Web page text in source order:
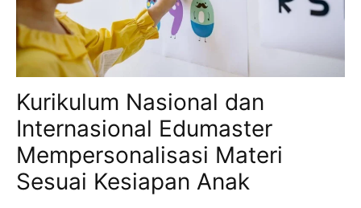
Kurikulum Nasional dan
Internasional Edumaster
Mempersonalisasi Materi
Sesuai Kesiapan Anak